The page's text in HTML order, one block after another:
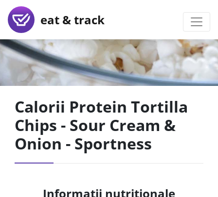
eat & track
Calorii Protein Tortilla
Chips - Sour Cream &
Onion - Sportness
Informații nutriționale